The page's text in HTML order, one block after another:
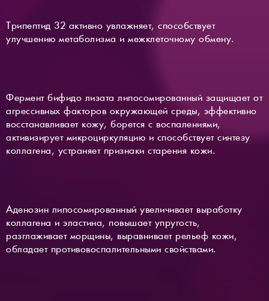
Трипептид 32 активно увлажняет, способствует
улучшению метаболизма и межклеточному обмену.
Фермент бифидо лизата липосомированный защищает от
агрессивных факторов окружающей среды, эффективно
восстанавливает кожу, борется с воспалениями,
активизирует микроциркуляцию и способствует синтезу
коллагена, устраняет признаки старения кожи.
Аденозин липосомированный увеличивает выработку
коллагена и эластина, повышает упругость,
разглаживает морщины, выравнивает рельеф кожи,
обладает противовоспалительными свойствами.